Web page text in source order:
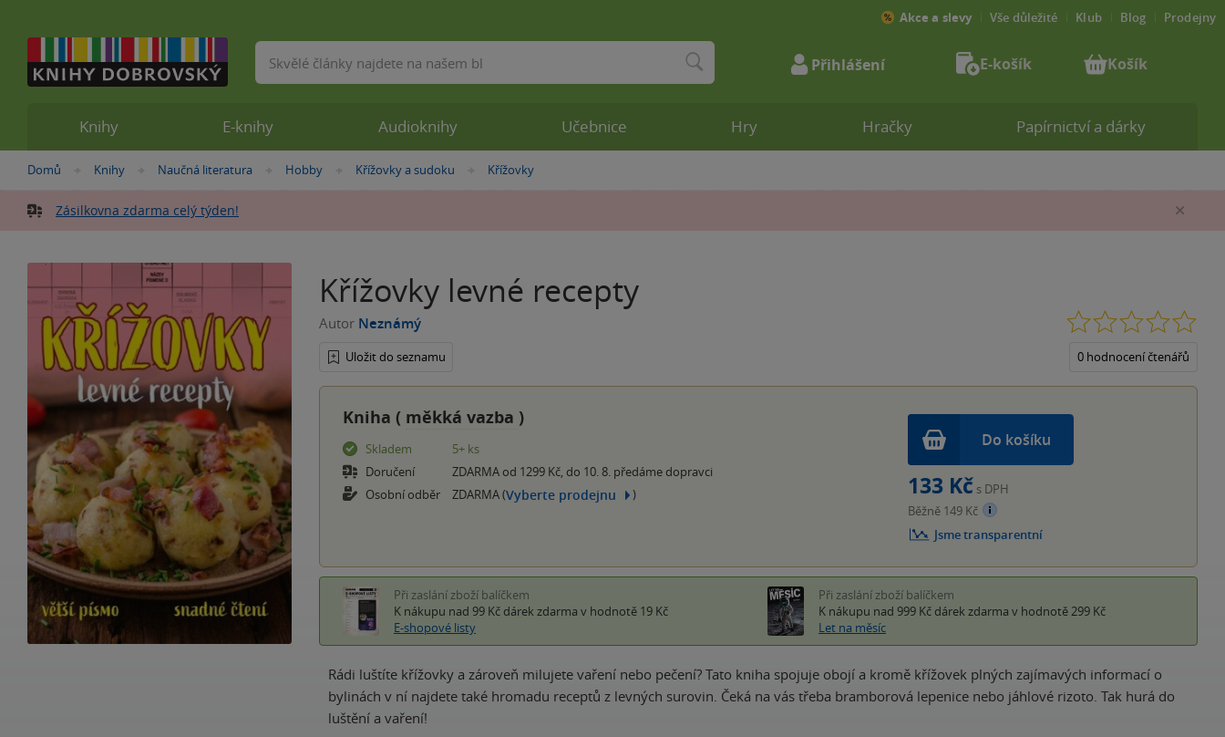
Nacházíte
zde:
Domů »
Knihy »
Naučná literatura »Hobby »
Křížovky a sudoku »
Křížovky
Zásilkovna zdarma celý týden!
Křížovky levné recepty
Autor Neznámý
Uložit do seznamu 0 hodnocení čtenářů
Kniha ( měkká vazba )
Skladem
5+ ks
Doručení
ZDARMA od 1299 Kč, do 10. 8. předáme dopravci
Osobní odběr
ZDARMA (Vyberte prodejnu )
Do košíku
133 Kč s DPH
Běžně 149 Kč
Jsme transparentní
Při zaslání zboží balíčkem
K nákupu nad 99 Kč dárek zdarma v hodnotě 19 Kč
E-shopové listy
Při zaslání zboží balíčkem
K nákupu nad 999 Kč dárek zdarma v hodnotě 299 Kč
Let na měsíc
Rádi luštíte křížovky a zároveň milujete vaření nebo pečení? Tato kniha spojuje obojí a kromě křížovek plných zajímavých informací o
bylinách v ní najdete také hromadu receptů z levných surovin. Čeká na vás třeba bramborová lepenice nebo jáhlové rizoto. Tak hurá do
luštění a vaření!
Knihy E-knihy Audioknihy Učebnice Hry Hračky Papírnictví a dárky
Akce a slevy Vše důležité Klub Blog Prodejny
Vyhledávání Přihlášení E-košík Košík